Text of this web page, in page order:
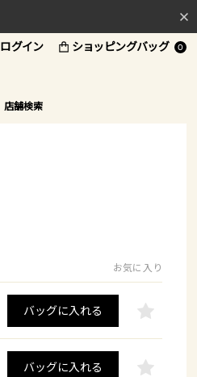
ログイン ショッピングバッグ 0
店舗検索
お気に入り
バッグに入れる
バッグに入れる